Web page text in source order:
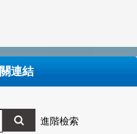
連結
進階檢索